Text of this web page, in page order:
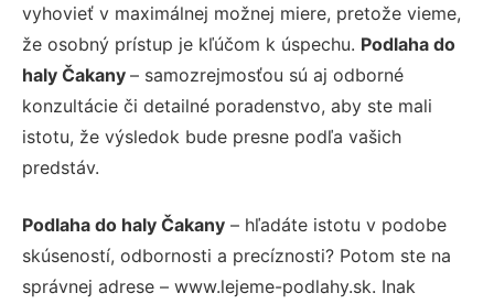
vyhovieť v maximálnej možnej miere, pretože vieme,
že osobný prístup je kľúčom k úspechu. Podlaha do
haly Čakany – samozrejmosťou sú aj odborné
konzultácie či detailné poradenstvo, aby ste mali
istotu, že výsledok bude presne podľa vašich
predstáv.
Podlaha do haly Čakany – hľadáte istotu v podobe
skúseností, odbornosti a precíznosti? Potom ste na
správnej adrese – www.lejeme-podlahy.sk. Inak